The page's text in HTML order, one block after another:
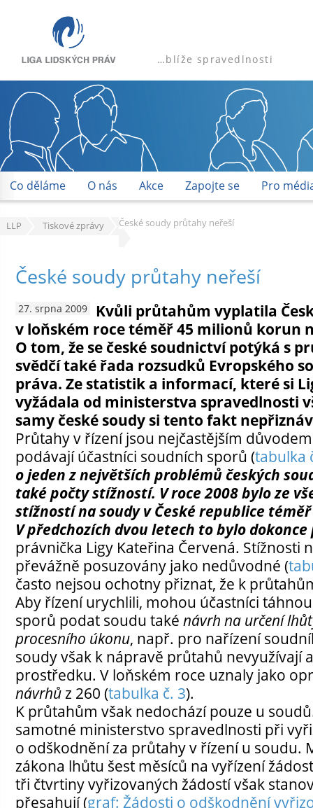
…blíže spravedlnosti
Co děláme O nás Akce Zapojte se Pro
LLP Tiskové zprávy České soudy průtahy neřeší
České soudy průtahy neřeší
27. srpna 2009
Kvůli průtahům vyplatila
v loňském roce téměř 45 milionů korun
O tom, že se české soudnictví potýká s
svědčí také řada rozsudků Evropského
práva. Ze statistik a informací, které si
vyžádala od ministerstva spravedlnosti
samy české soudy si tento fakt
Průtahy v řízení jsou nejčastějším
podávají účastníci soudních sporů (tabulka
o jeden z největších problémů českých
také počty stížností. V roce 2008 bylo ze
stížností na soudy v České republice
V předchozích dvou letech to bylo dokonce
právnička Ligy Kateřina Červená. Stížnosti
převážně posuzovány jako nedůvodné (
často nejsou ochotny přiznat, že k
Aby řízení urychlili, mohou účastníci
sporů podat soudu také návrh na určení
procesního úkonu, např. pro nařízení
soudy však k nápravě průtahů nevyužívají
prostředku. V loňském roce uznaly jako
návrhůz 260 (tabulka č. 3).
K průtahům však nedochází pouze u
samotné ministerstvo spravedlnosti při
o odškodnění za průtahy v řízení u soudu.
zákona lhůtu šest měsíců na vyřízení
tři čtvrtiny vyřizovaných žádostí však
přesahují (graf: Žádosti o odškodnění